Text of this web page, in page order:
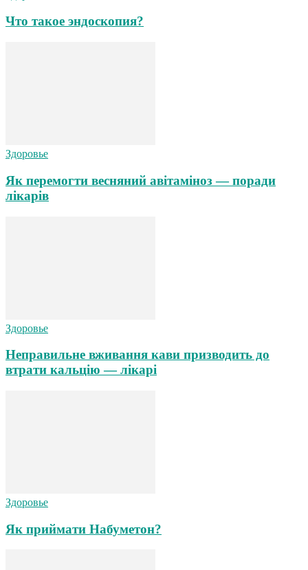
Что такое эндоскопия?
Здоровье
Як перемогти весняний авітаміноз — поради
лікарів
Здоровье
Неправильне вживання кави призводить до
втрати кальцію — лікарі
Здоровье
Як приймати Набуметон?